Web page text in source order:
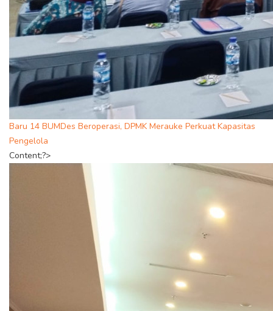
Baru 14 BUMDes Beroperasi, DPMK Merauke Perkuat Kapasitas
Pengelola
Content;?>